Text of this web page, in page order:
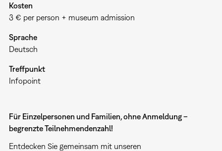
Kosten
3 € per person + museum admission
Sprache
Deutsch
Treffpunkt
Infopoint
Für Einzelpersonen und Familien, ohne Anmeldung –
begrenzte Teilnehmendenzahl!
Entdecken Sie gemeinsam mit unseren